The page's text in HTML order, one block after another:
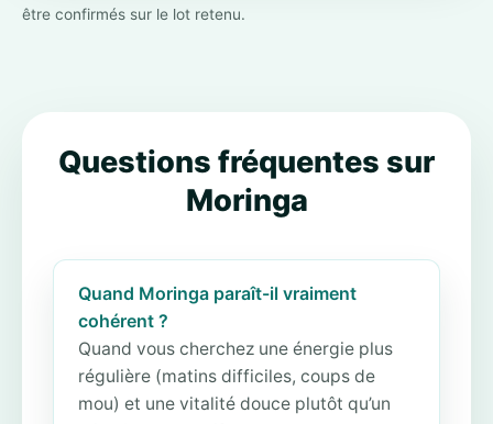
être confirmés sur le lot retenu.
Questions fréquentes sur
Moringa
Quand Moringa paraît-il vraiment
cohérent ?
Quand vous cherchez une énergie plus
régulière (matins difficiles, coups de
mou) et une vitalité douce plutôt qu’un